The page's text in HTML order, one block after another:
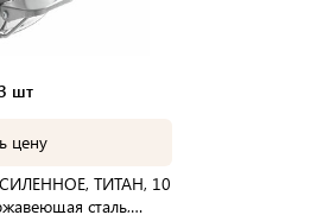
шт
цену
ТИТАН, 10
сталь,